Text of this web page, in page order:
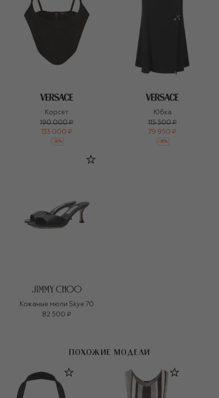
Корсет
190 000 ₽
133 000 ₽
-30%
Юбка
115 500 ₽
79 950 ₽
-30%
Кожаные мюли Skye 70
82 500 ₽
ПОХОЖИЕ МОДЕЛИ